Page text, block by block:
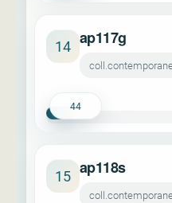
14 ap117g
44
15 ap118s